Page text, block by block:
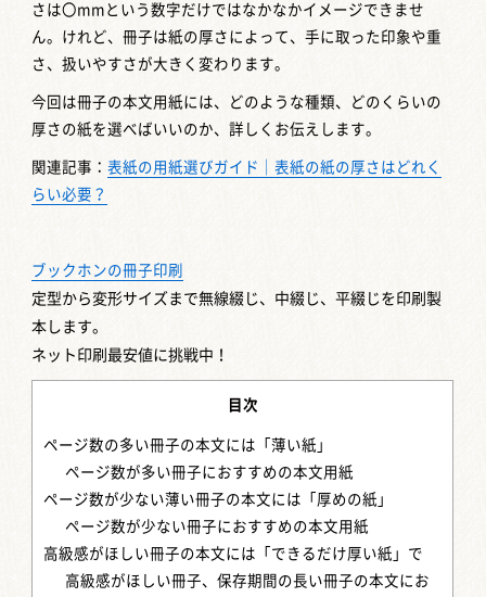
さは〇mmという数字だけではなかなかイメージできませ
ん。けれど、冊子は紙の厚さによって、手に取った印象や重
さ、扱いやすさが大きく変わります。
今回は冊子の本文用紙には、どのような種類、どのくらいの
厚さの紙を選べばいいのか、詳しくお伝えします。
関連記事：表紙の用紙選びガイド｜表紙の紙の厚さはどれく
らい必要？
ブックホンの冊子印刷
定型から変形サイズまで無線綴じ、中綴じ、平綴じを印刷製
本します。
ネット印刷最安値に挑戦中！
目次
ページ数の多い冊子の本文には「薄い紙」
ページ数が多い冊子におすすめの本文用紙
ページ数が少ない薄い冊子の本文には「厚めの紙」
ページ数が少ない冊子におすすめの本文用紙
高級感がほしい冊子の本文には「できるだけ厚い紙」で
高級感がほしい冊子、保存期間の長い冊子の本文にお